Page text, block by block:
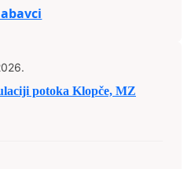
potoka Klopče, MZ